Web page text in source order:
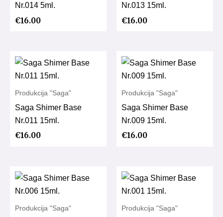
Nr.014 5ml.
€16.00
Nr.013 15ml.
€16.00
Produkcija "Saga"
Saga Shimer Base
Nr.011 15ml.
€16.00
Produkcija "Saga"
Saga Shimer Base
Nr.009 15ml.
€16.00
Produkcija "Saga" Produkcija "Saga"